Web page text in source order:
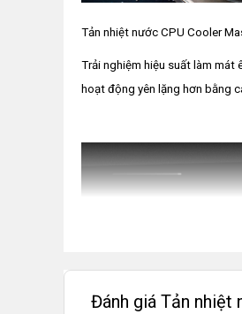
Tản nhiệt nước CPU Cooler
Trải nghiệm hiệu suất làm mát
hoạt động yên lặng hơn bằng
Đánh giá Tản nhiệt